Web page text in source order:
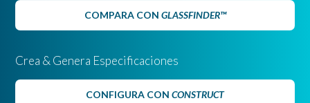
COMPARA CON GLASSFINDER™
Crea & Genera Especificaciones
CONFIGURA CON CONSTRUCT